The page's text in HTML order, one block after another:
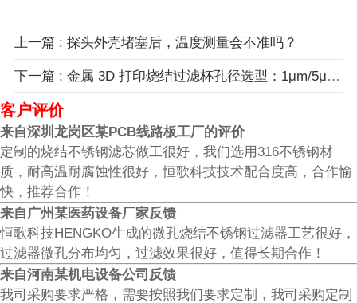
上一篇 : 探头外壳堵塞后，温度测量会不准吗？
下一篇 : 金属 3D 打印烧结过滤杯孔径选型：1μm/5μm/10μm 参数差异与工况匹配方案！
客户评价
来自深圳龙岗区某PCB线路板工厂的评价
定制的烧结不锈钢滤芯做工很好，我们选用316不锈钢材
质，耐高温耐腐蚀性很好，恒歌科技技术配合度高，合作愉
快，推荐合作！
来自广州某医药设备厂家反馈
恒歌科技HENGKO生成的微孔烧结不锈钢过滤器工艺很好，
过滤器微孔分布均匀，过滤效果很好，值得长期合作！
来自河南某机电设备公司反馈
我司采购要求严格，需要按照我们要求定制，我司采购定制